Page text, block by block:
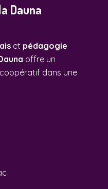
Dauna
et pédagogie
offre un
dans une